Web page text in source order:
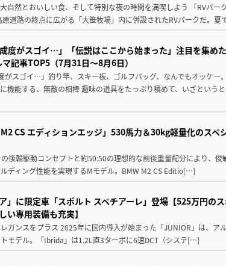
自然とおいしい食、そして特別な夜の時間を満喫しよう 「RVパー
道路の終点に広がる「大笹牧場」内に併設されたRVパークだ。
成度がスゴイ…」「伝説はここから始まった」注目を集め
記事TOP5（7月31日〜8月6日）
スゴイ…」釣り竿、スキー板、ゴルフバッグ、なんでもオッケー
機能する、無敵の相棒 趣味の道具をたっぷり積めて、いざという
CS エディションエッジ」530馬力＆30kg軽量化のスペ
後輪駆動コンセプトと約50:50の理想的な前後重量配分により、俊
ディング性能を実現するMモデル。BMW M2 CS Editio[…]
」に限定車「スポルト スペチアーレ」登場【525万円の
い専用装備も充実】
ガンスをプラス 2025年に国内導入が始まった「JUNIOR」は、ア
モデル。「Ibrida」は1.2L直3ターボに6速DCT（システ[…]